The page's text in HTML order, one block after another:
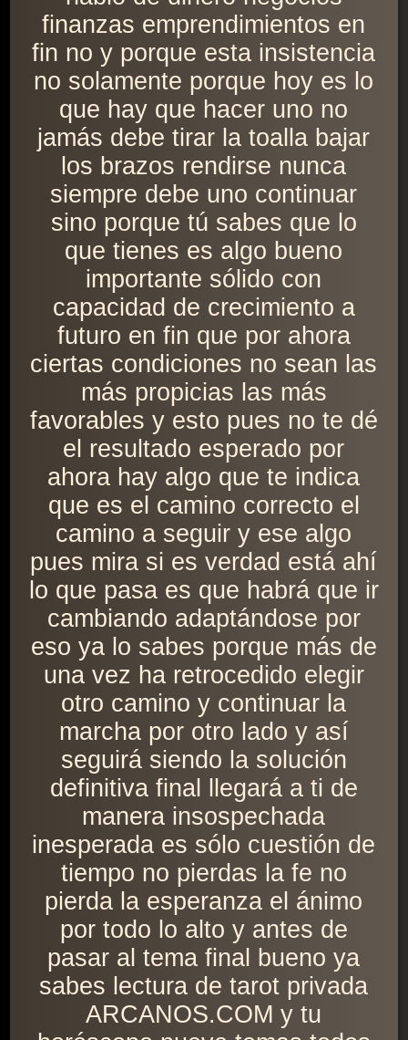
finanzas emprendimientos en
fin no y porque esta insistencia
no solamente porque hoy es lo
que hay que hacer uno no
jamás debe tirar la toalla bajar
los brazos rendirse nunca
siempre debe uno continuar
sino porque tú sabes que lo
que tienes es algo bueno
importante sólido con
capacidad de crecimiento a
futuro en fin que por ahora
ciertas condiciones no sean las
más propicias las más
favorables y esto pues no te dé
el resultado esperado por
ahora hay algo que te indica
que es el camino correcto el
camino a seguir y ese algo
pues mira si es verdad está ahí
lo que pasa es que habrá que ir
cambiando adaptándose por
eso ya lo sabes porque más de
una vez ha retrocedido elegir
otro camino y continuar la
marcha por otro lado y así
seguirá siendo la solución
definitiva final llegará a ti de
manera insospechada
inesperada es sólo cuestión de
tiempo no pierdas la fe no
pierda la esperanza el ánimo
por todo lo alto y antes de
pasar al tema final bueno ya
sabes lectura de tarot privada
ARCANOS.COM y tu